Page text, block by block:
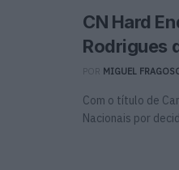
CN Hard
Rodrigues
MIGUEL
Com o título de
Nacionais por